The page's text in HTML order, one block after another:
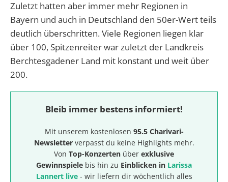
Zuletzt hatten aber immer mehr Regionen in
Bayern und auch in Deutschland den 50er-Wert teils
deutlich überschritten. Viele Regionen liegen klar
über 100, Spitzenreiter war zuletzt der Landkreis
Berchtesgadener Land mit konstant und weit über
200.
Bleib immer bestens informiert!
Mit unserem kostenlosen 95.5 Charivari-
Newsletterverpasst du keine Highlights mehr.
Von Top-Konzerten über exklusive
Gewinnspiele bis hin zu Einblicken in Larissa
Lannert live- wir liefern dir wöchentlich alles